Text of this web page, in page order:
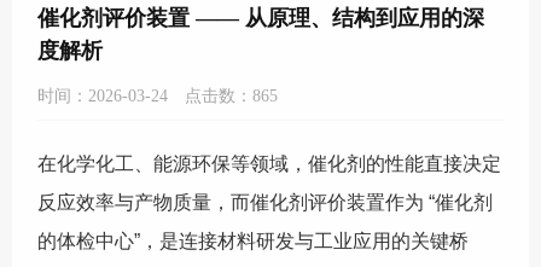
催化剂评价装置 —— 从原理、结构到应用的深
度解析
时间：2026-03-24 点击数：865
在化学化工、能源环保等领域，催化剂的性能直接决定
反应效率与产物质量，而催化剂评价装置作为 “催化剂
的体检中心”，是连接材料研发与工业应用的关键桥